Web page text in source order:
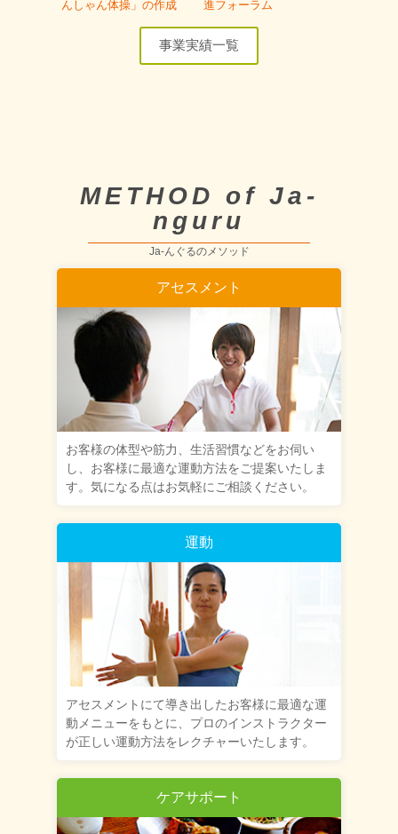
んしゃん体操」の作成 進フォーラム
事業実績一覧
METHOD of Ja-
nguru
Ja-んぐるのメソッド
アセスメント
お客様の体型や筋力、生活習慣などをお伺い
し、お客様に最適な運動方法をご提案いたしま
す。気になる点はお気軽にご相談ください。
運動
アセスメントにて導き出したお客様に最適な運
動メニューをもとに、プロのインストラクター
が正しい運動方法をレクチャーいたします。
ケアサポート